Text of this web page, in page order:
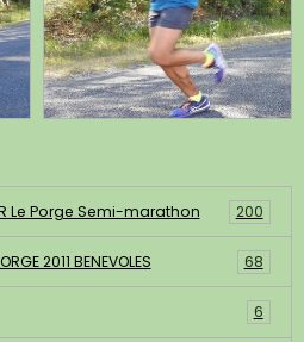
Le Porge Semi-marathon 200
2011 BENEVOLES 68
6